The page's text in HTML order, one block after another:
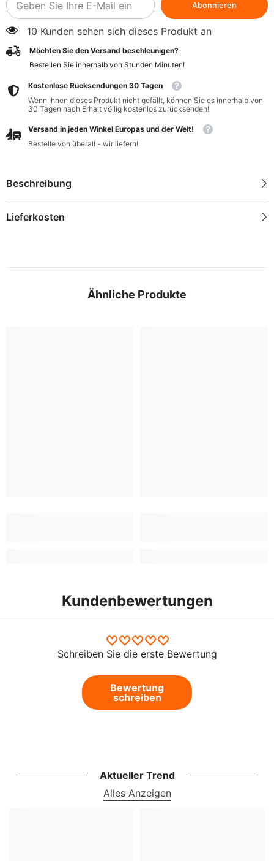
Abonnieren
10 Kunden sehen sich dieses Produkt an
Möchten Sie den Versand beschleunigen?
Bestellen Sie innerhalb von Stunden Minuten!
Kostenlose Rücksendungen 30 Tagen
Wenn Ihnen dieses Produkt nicht gefällt, können Sie es innerhalb von
30 Tagen nach Erhalt völlig kostenlos zurücksenden!
Versand in jeden Winkel Europas und der Welt!
Bestelle von überall - wir liefern!
Beschreibung
Lieferkosten
Ähnliche Produkte
Kundenbewertungen
Schreiben Sie die erste Bewertung
Bewertung
schreiben
Aktueller Trend
Alles Anzeigen